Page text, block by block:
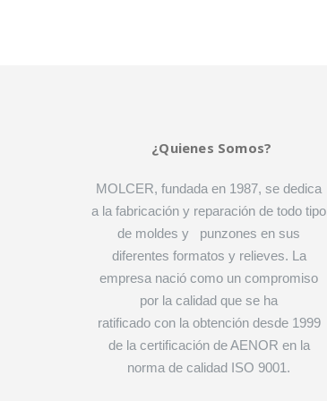
¿Quienes Somos?
MOLCER, fundada en 1987, se dedica
a la fabricación y reparación de todo tipo
de moldes y punzones en sus
diferentes formatos y relieves. La
empresa nació como un compromiso
por la calidad que se ha
ratificado con la obtención desde 1999
de la certificación de AENOR en la
norma de calidad ISO 9001.